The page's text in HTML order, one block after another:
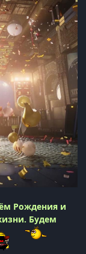
Рождения и
Будем